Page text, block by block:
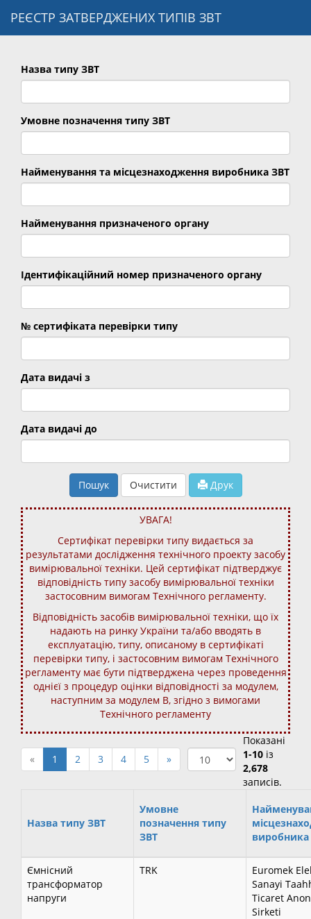
РЕЄСТР ЗАТВЕРДЖЕНИХ ТИПІВ ЗВТ
Назва типу ЗВТ
Умовне позначення типу ЗВТ
Найменування та місцезнаходження виробника ЗВТ
Найменування призначеного органу
Ідентифікаційний номер призначеного органу
№ сертифіката перевірки типу
Дата видачі з
Дата видачі до
Пошук Очистити Друк
УВАГА!
Сертифікат перевірки типу видається за
результатами дослідження технічного проекту засобу
вимірювальної техніки. Цей сертифікат підтверджує
відповідність типу засобу вимірювальної техніки
застосовним вимогам Технічного регламенту.
Відповідність засобів вимірювальної техніки, що їх
надають на ринку України та/або вводять в
експлуатацію, типу, описаному в сертифікаті
перевірки типу, і застосовним вимогам Технічного
регламенту має бути підтверджена через проведення
однієї з процедур оцінки відповідності за модулем,
наступним за модулем В, згідно з вимогами
Технічного регламенту
« 1 2 3 4 5 »
Показані
1-10 із
2,678
записів.
Назва типу ЗВТ
Умовне
позначення типу
ЗВТ
виробника
Ємнісний
трансформатор
напруги
TRK
Euromek
Sanayi
Ticaret
Sirketi